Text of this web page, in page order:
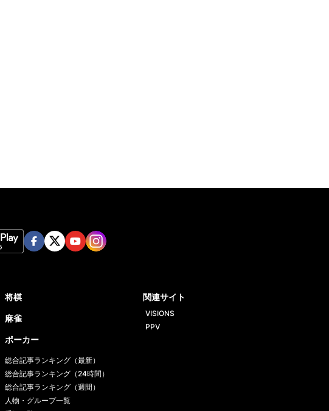
将棋
麻雀
ポーカー
総合記事ランキング（最新）
総合記事ランキング（24時間）
総合記事ランキング（週間）
人物・グループ一覧
関連サイト
VISIONS
PPV